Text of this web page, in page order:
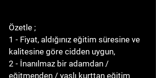
Özetle ;
1 - Fiyat, aldığınız eğitim süresine ve
kalitesine göre cidden uygun,
2 - İnanılmaz bir adamdan /
eğitmenden / yaşlı kurttan eğitim